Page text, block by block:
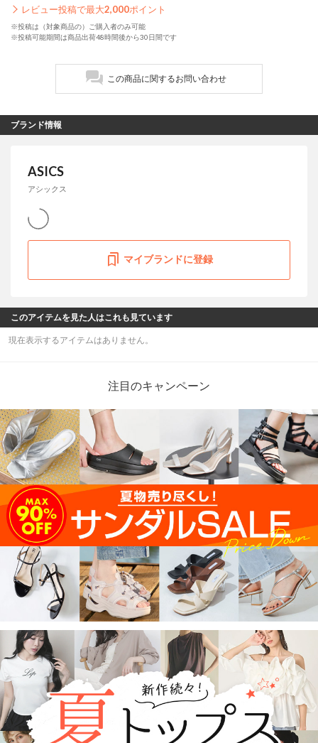
レビュー投稿で最大2,000ポイント
※投稿は（対象商品の）ご購入者のみ可能
※投稿可能期間は商品出荷48時間後から30日間です
この商品に関するお問い合わせ
ブランド情報
ASICS
アシックス
マイブランドに登録
このアイテムを見た人はこれも見ています
現在表示するアイテムはありません。
注目のキャンペーン